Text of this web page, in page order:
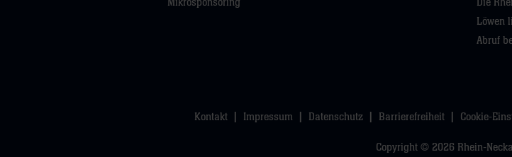
Mikrosponsoring
Die
Löwen
Abruf
Kontakt Impressum Datenschutz Barrierefreiheit Cookie-
Copyright © 2026 Rhein-